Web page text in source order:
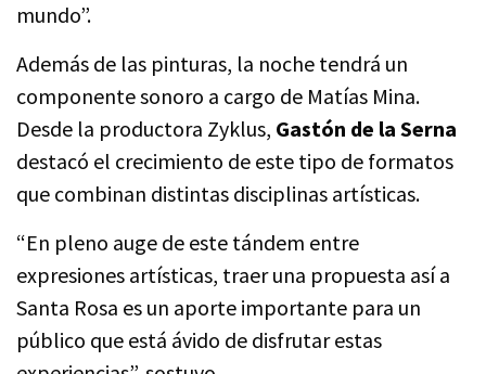
mundo”.
Además de las pinturas, la noche tendrá un
componente sonoro a cargo de Matías Mina.
Desde la productora Zyklus, Gastón de la Serna
destacó el crecimiento de este tipo de formatos
que combinan distintas disciplinas artísticas.
“En pleno auge de este tándem entre
expresiones artísticas, traer una propuesta así a
Santa Rosa es un aporte importante para un
público que está ávido de disfrutar estas